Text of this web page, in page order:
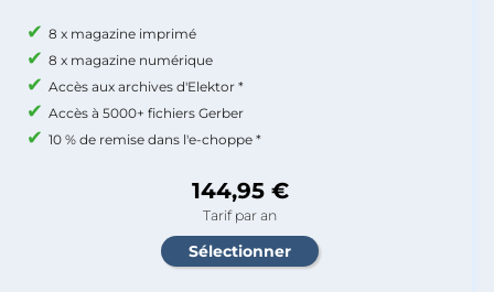
8 x magazine imprimé
8 x magazine numérique
Accès aux archives d'Elektor *
Accès à 5000+ fichiers Gerber
10 % de remise dans l'e-choppe *
144,95 €
Tarif par an